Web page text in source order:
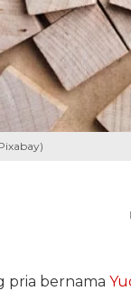
pria bernama